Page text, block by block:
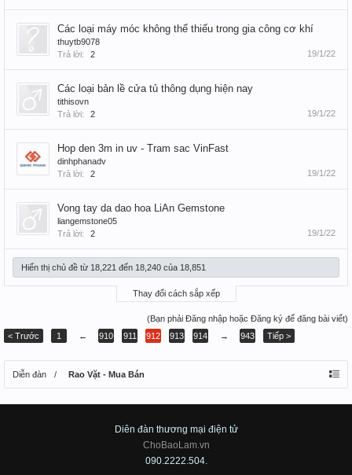
Các loại máy móc không thể thiếu trong gia công cơ khí
thuytb9078
Trả lời:
2 19/1/22
Các loại bản lề cửa tủ thông dụng hiện nay
tithisovn
Trả lời:
2 19/1/22
Hop den 3m in uv - Tram sac VinFast
dinhphanadv
Trả lời:
2 19/1/22
Vong tay da dao hoa LiAn Gemstone
liangemstone05
Trả lời:
2 19/1/22
Hiển thị chủ đề từ 18,221 đến 18,240 của 18,851
Thay đổi cách sắp xếp
(Bạn phải Đăng nhập hoặc Đăng ký để đăng bài viết)
< Trước
1 ← 910 911 912 913 914 → 943 Tiếp >
Diễn đàn Rao Vặt - Mua Bán
Diên đàn thương mại điện tử
ChoBaoLam.vn
090.2222.504.